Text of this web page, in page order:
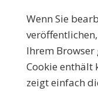
Wenn Sie
Ihrem Browser
Cookie enthält
zeigt einfach